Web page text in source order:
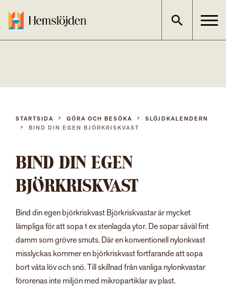
innehållet
STARTSIDA GÖRA OCH BESÖKA
SLÖJDKALENDERN
BIND DIN EGEN BJÖRKRISKVAST
BIND DIN EGEN
BJÖRKRISKVAST
Bind din egen björkriskvast Björkriskvastar är mycket
lämpliga för att sopa t ex stenlagda ytor. De sopar såväl fint
damm som grövre smuts. Där en konventionell nylonkvast
misslyckas kommer en björkriskvast fortfarande att sopa
bort våta löv och snö. Till skillnad från vanliga nylonkvastar
förorenas inte miljön med mikropartiklar av plast.